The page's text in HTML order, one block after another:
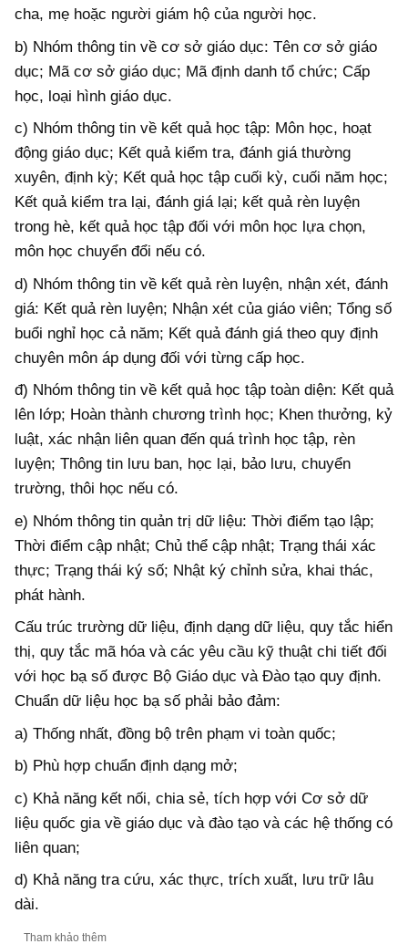
cha, mẹ hoặc người giám hộ của người học.
b) Nhóm thông tin về cơ sở giáo dục: Tên cơ sở giáo
dục; Mã cơ sở giáo dục; Mã định danh tổ chức; Cấp
học, loại hình giáo dục.
c) Nhóm thông tin về kết quả học tập: Môn học, hoạt
động giáo dục; Kết quả kiểm tra, đánh giá thường
xuyên, định kỳ; Kết quả học tập cuối kỳ, cuối năm học;
Kết quả kiểm tra lại, đánh giá lại; kết quả rèn luyện
trong hè, kết quả học tập đối với môn học lựa chọn,
môn học chuyển đổi nếu có.
d) Nhóm thông tin về kết quả rèn luyện, nhận xét, đánh
giá: Kết quả rèn luyện; Nhận xét của giáo viên; Tổng số
buổi nghỉ học cả năm; Kết quả đánh giá theo quy định
chuyên môn áp dụng đối với từng cấp học.
đ) Nhóm thông tin về kết quả học tập toàn diện: Kết quả
lên lớp; Hoàn thành chương trình học; Khen thưởng, kỷ
luật, xác nhận liên quan đến quá trình học tập, rèn
luyện; Thông tin lưu ban, học lại, bảo lưu, chuyển
trường, thôi học nếu có.
e) Nhóm thông tin quản trị dữ liệu: Thời điểm tạo lập;
Thời điểm cập nhật; Chủ thể cập nhật; Trạng thái xác
thực; Trạng thái ký số; Nhật ký chỉnh sửa, khai thác,
phát hành.
Cấu trúc trường dữ liệu, định dạng dữ liệu, quy tắc hiển
thị, quy tắc mã hóa và các yêu cầu kỹ thuật chi tiết đối
với học bạ số được Bộ Giáo dục và Đào tạo quy định.
Chuẩn dữ liệu học bạ số phải bảo đảm:
a) Thống nhất, đồng bộ trên phạm vi toàn quốc;
b) Phù hợp chuẩn định dạng mở;
c) Khả năng kết nối, chia sẻ, tích hợp với Cơ sở dữ
liệu quốc gia về giáo dục và đào tạo và các hệ thống có
liên quan;
d) Khả năng tra cứu, xác thực, trích xuất, lưu trữ lâu
dài.
Tham khảo thêm